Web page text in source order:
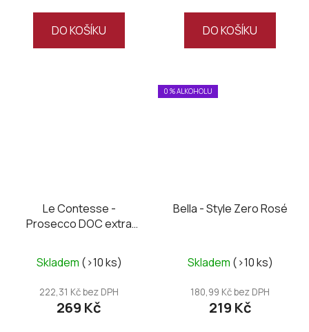
DO KOŠÍKU DO KOŠÍKU
Le Contesse -
Prosecco DOC extra
Skladem (>10 ks)
222,31 Kč bez DPH
269 Kč
0 % ALKOHOLU
Bella - Style Zero Rosé
Skladem (>10 ks)
180,99 Kč bez DPH
219 Kč